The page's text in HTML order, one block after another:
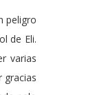
peligro
de Eli.
varias
gracias